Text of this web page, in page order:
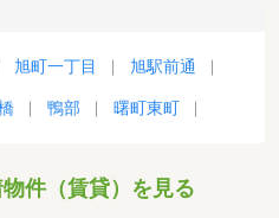
旭町一丁目 旭駅前通
鴨部 曙町東町
件（賃貸）を見る